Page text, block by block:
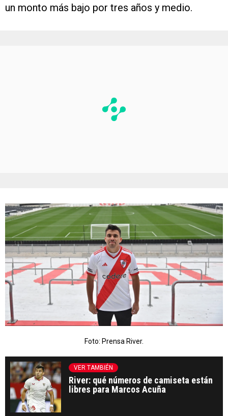
un monto más bajo por tres años y medio.
Foto: Prensa River.
VER TAMBIÉN
River: qué números de camiseta están
libres para Marcos Acuña